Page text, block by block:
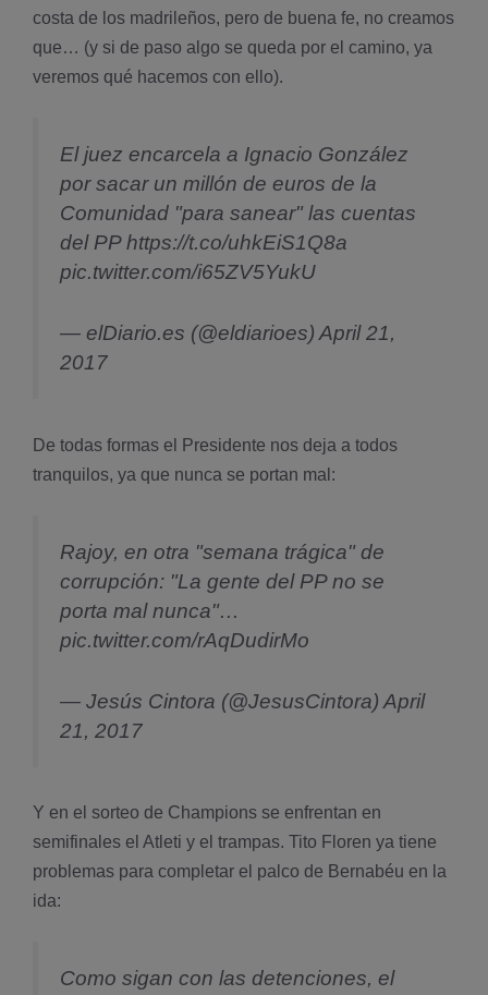
costa de los madrileños, pero de buena fe, no creamos
que… (y si de paso algo se queda por el camino, ya
veremos qué hacemos con ello).
El juez encarcela a Ignacio González
por sacar un millón de euros de la
Comunidad "para sanear" las cuentas
del PPhttps://t.co/uhkEiS1Q8a
pic.twitter.com/i65ZV5YukU
— elDiario.es (@eldiarioes) April 21,
2017
De todas formas el Presidente nos deja a todos
tranquilos, ya que nunca se portan mal:
Rajoy, en otra "semana trágica" de
corrupción: "La gente del PP no se
porta mal nunca"…
pic.twitter.com/rAqDudirMo
— Jesús Cintora (@JesusCintora) April
21, 2017
Y en el sorteo de Champions se enfrentan en
semifinales el Atleti y el trampas. Tito Floren ya tiene
problemas para completar el palco de Bernabéu en la
ida:
Como sigan con las detenciones, el